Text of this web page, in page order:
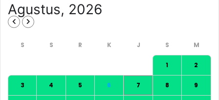
Agustus, 2026
1 2
3 4 5 6 7 8 9